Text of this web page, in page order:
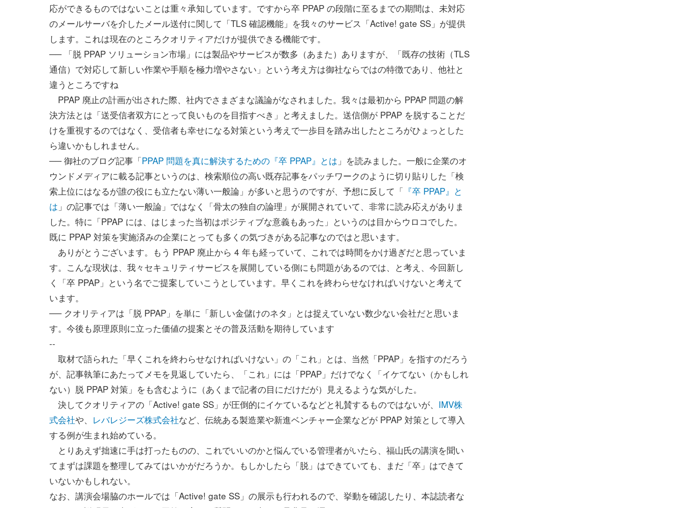
応ができるものではないことは重々承知しています。ですから卒 PPAP の段階に至るまでの期間は、未対応
のメールサーバを介したメール送付に関して「TLS 確認機能」を我々のサービス「Active! gate SS」が提供
します。これは現在のところクオリティアだけが提供できる機能です。
── 「脱 PPAP ソリューション市場」には製品やサービスが数多（あまた）ありますが、「既存の技術（TLS
通信）で対応して新しい作業や手順を極力増やさない」という考え方は御社ならではの特徴であり、他社と
違うところですね
PPAP 廃止の計画が出された際、社内でさまざまな議論がなされました。我々は最初から PPAP 問題の解
決方法とは「送受信者双方にとって良いものを目指すべき」と考えました。送信側が PPAP を脱することだ
けを重視するのではなく、受信者も幸せになる対策という考えで一歩目を踏み出したところがひょっとした
ら違いかもしれません。
── 御社のブログ記事「PPAP 問題を真に解決するための『卒 PPAP』とは 」を読みました。一般に企業のオ
ウンドメディアに載る記事というのは、検索順位の高い既存記事をパッチワークのように切り貼りした「検
索上位にはなるが誰の役にも立たない薄い一般論」が多いと思うのですが、予想に反して「 『卒 PPAP』と
は 」の記事では「薄い一般論」ではなく「骨太の独自の論理」が展開されていて、非常に読み応えがありま
した。特に「PPAP には、はじまった当初はポジティブな意義もあった」というのは目からウロコでした。
既に PPAP 対策を実施済みの企業にとっても多くの気づきがある記事なのではと思います。
ありがとうございます。もう PPAP 廃止から 4 年も経っていて、これでは時間をかけ過ぎだと思っていま
す。こんな現状は、我々セキュリティサービスを展開している側にも問題があるのでは、と考え、今回新し
く「卒 PPAP」という名でご提案していこうとしています。早くこれを終わらせなければいけないと考えて
います。
── クオリティアは「脱 PPAP」を単に「新しい金儲けのネタ」とは捉えていない数少ない会社だと思いま
す。今後も原理原則に立った価値の提案とその普及活動を期待しています
--
取材で語られた「早くこれを終わらせなければいけない」の「これ」とは、当然「PPAP」を指すのだろう
が、記事執筆にあたってメモを見返していたら、「これ」には「PPAP」だけでなく「イケてない（かもしれ
ない）脱 PPAP 対策」をも含むように（あくまで記者の目にだけだが）見えるような気がした。
決してクオリティアの「Active! gate SS」が圧倒的にイケているなどと礼賛するものではないが、 IMV株
式会社や、 レバレジーズ株式会社など、伝統ある製造業や新進ベンチャー企業などが PPAP 対策として導入
する例が生まれ始めている。
とりあえず拙速に手は打ったものの、これでいいのかと悩んでいる管理者がいたら、福山氏の講演を聞い
てまずは課題を整理してみてはいかがだろうか。もしかしたら「脱」はできていても、まだ「卒」はできて
いないかもしれない。
なお、講演会場脇のホールでは「Active! gate SS」の展示も行われるので、挙動を確認したり、本誌読者な